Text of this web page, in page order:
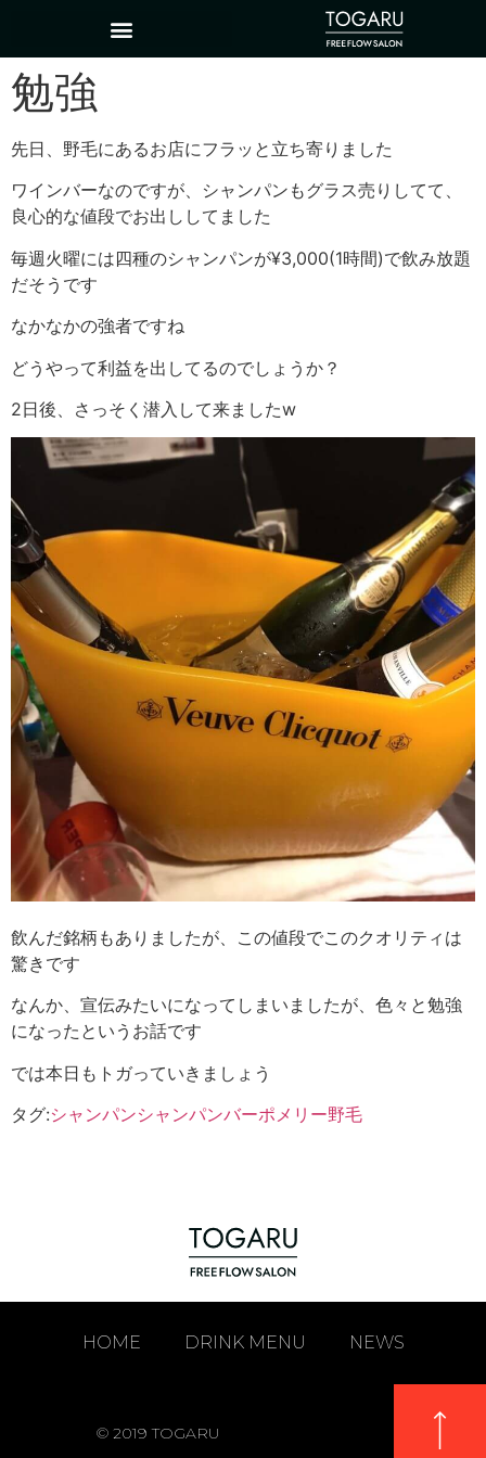
勉強
先日、野毛にあるお店にフラッと立ち寄りました
ワインバーなのですが、シャンパンもグラス売りしてて、
良心的な値段でお出ししてました
毎週火曜には四種のシャンパンが¥3,000(1時間)で飲み放題
だそうです
なかなかの強者ですね
どうやって利益を出してるのでしょうか？
2日後、さっそく潜入して来ましたw
飲んだ銘柄もありましたが、この値段でこのクオリティは
驚きです
なんか、宣伝みたいになってしまいましたが、色々と勉強
になったというお話です
では本日もトガっていきましょう
タグ:シャンパンシャンパンバーポメリー野毛
HOME DRINK MENU NEWS
© 2019 TOGARU